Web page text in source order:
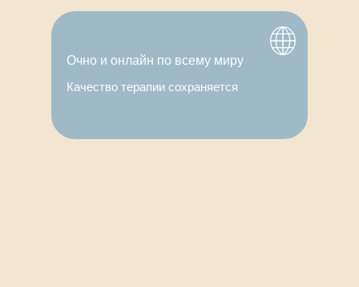
Качество терапии сохраняется
Очно и онлайн по всему миру